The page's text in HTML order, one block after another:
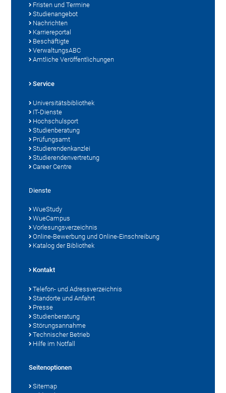
Fristen und Termine
Studienangebot
Nachrichten
Karriereportal
Beschäftigte
VerwaltungsABC
Amtliche Veröffentlichungen
Service
Universitätsbibliothek
IT-Dienste
Hochschulsport
Studienberatung
Prüfungsamt
Studierendenkanzlei
Studierendenvertretung
Career Centre
Dienste
WueStudy
WueCampus
Vorlesungsverzeichnis
Online-Bewerbung und Online-Einschreibung
Katalog der Bibliothek
Kontakt
Telefon- und Adressverzeichnis
Standorte und Anfahrt
Presse
Studienberatung
Störungsannahme
Technischer Betrieb
Hilfe im Notfall
Seitenoptionen
Sitemap